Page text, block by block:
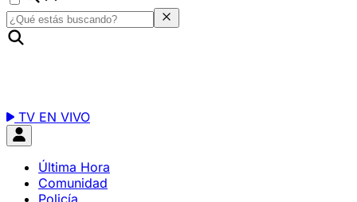
TV EN VIVO
Última Hora
Comunidad
Policía